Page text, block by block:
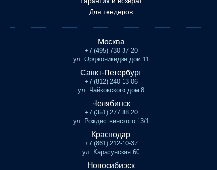
Для тендеров
Москва
+7 (495) 730-37-20
ул. Орджоникидзе дом 11
Санкт-Петербург
+7 (812) 240-13-06
ул. Чайковского дом 8
Челябинск
+7 (351) 277-88-20
ул. Рождественского 13/1
Краснодар
+7 (861) 212-10-37
ул. Карасунская 60
Новосибирск